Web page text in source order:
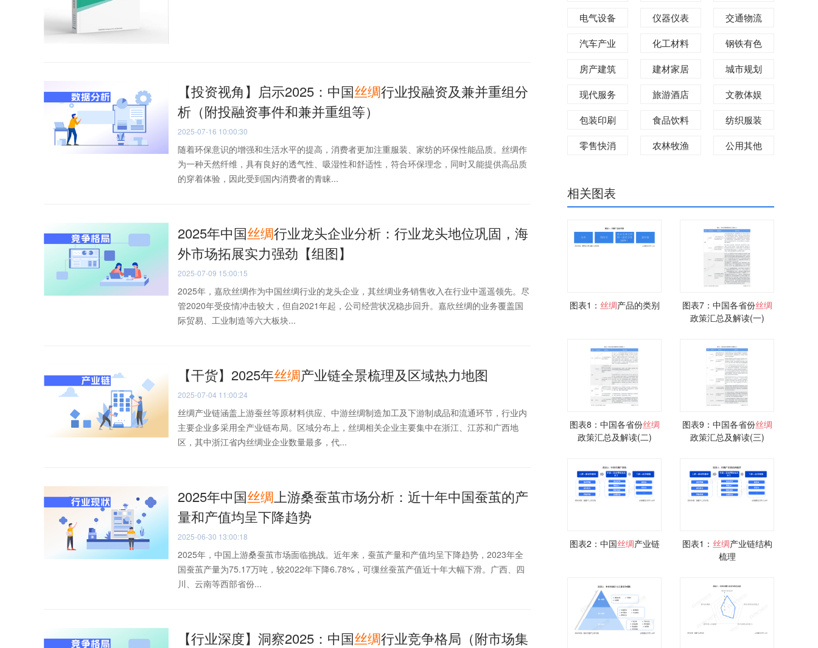
【投资视角】启示2025：中国丝绸行业投融资及兼并重组分
析（附投融资事件和兼并重组等）
2025-07-16 10:00:30
随着环保意识的增强和生活水平的提高，消费者更加注重服装、家纺的环保性能品质。丝绸作
为一种天然纤维，具有良好的透气性、吸湿性和舒适性，符合环保理念，同时又能提供高品质
的穿着体验，因此受到国内消费者的青睐...
2025年中国丝绸行业龙头企业分析：行业龙头地位巩固，海
外市场拓展实力强劲【组图】
2025-07-09 15:00:15
2025年，嘉欣丝绸作为中国丝绸行业的龙头企业，其丝绸业务销售收入在行业中遥遥领先。尽
管2020年受疫情冲击较大，但自2021年起，公司经营状况稳步回升。嘉欣丝绸的业务覆盖国
际贸易、工业制造等六大板块...
【干货】2025年丝绸产业链全景梳理及区域热力地图
2025-07-04 11:00:24
丝绸产业链涵盖上游蚕丝等原材料供应、中游丝绸制造加工及下游制成品和流通环节，行业内
主要企业多采用全产业链布局。区域分布上，丝绸相关企业主要集中在浙江、江苏和广西地
区，其中浙江省内丝绸业企业数量最多，代...
2025年中国丝绸 上游桑蚕茧市场分析：近十年中国蚕茧的产
量和产值均呈下降趋势
2025-06-30 13:00:18
2025年，中国上游桑蚕茧市场面临挑战。近年来，蚕茧产量和产值均呈下降趋势，2023年全
国蚕茧产量为75.17万吨，较2022年下降6.78%，可缫丝蚕茧产值近十年大幅下滑。广西、四
川、云南等西部省份...
【行业深度】洞察2025：中国丝绸行业竞争格局（附市场集
电气设备
仪器仪表
交通物流
汽车产业
化工材料
钢铁有色
房产建筑
建材家居
城市规划
现代服务
旅游酒店
文教体娱
包装印刷
食品饮料
纺织服装
零售快消
农林牧渔 公用其他
相关图表
图表1： 丝绸产品的类别 图表7：中国各省份丝绸
政策汇总及解读(一)
图表8：中国各省份丝绸
政策汇总及解读(二)
图表9：中国各省份丝绸
政策汇总及解读(三)
图表2：中国丝绸产业链 图表1： 丝绸产业链结构
梳理